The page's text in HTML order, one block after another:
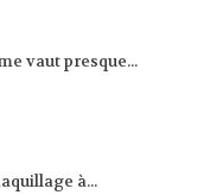
vaut presque...
à...